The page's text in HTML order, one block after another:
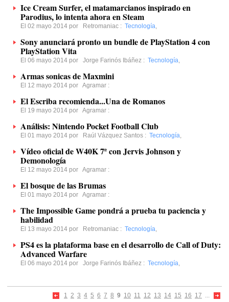
Ice Cream Surfer, el matamarcianos inspirado en
Parodius, lo intenta ahora en Steam
El 02 mayo 2014 por Retromaniac : Tecnología,
Sony anunciará pronto un bundle de PlayStation 4 con
PlayStation Vita
El 06 mayo 2014 por Jorge Farinós Ibáñez : Tecnología,
Armas sonicas de Maxmini
El 12 mayo 2014 por Agramar :
El Escriba recomienda...Una de Romanos
El 19 mayo 2014 por Agramar :
Análisis: Nintendo Pocket Football Club
El 01 mayo 2014 por Raúl Vázquez Santos : Tecnología,
Vídeo oficial de W40K 7ª con Jervis Johnson y
Demonología
El 12 mayo 2014 por Agramar :
El bosque de las Brumas
El 01 mayo 2014 por Agramar :
The Impossible Game pondrá a prueba tu paciencia y
habilidad
El 13 mayo 2014 por Retromaniac : Tecnología,
PS4 es la plataforma base en el desarrollo de Call of Duty:
Advanced Warfare
El 06 mayo 2014 por Jorge Farinós Ibáñez : Tecnología,
1 2 3 4 5 6 7 8 9 10 11 12 13 14 15 16 17 ...